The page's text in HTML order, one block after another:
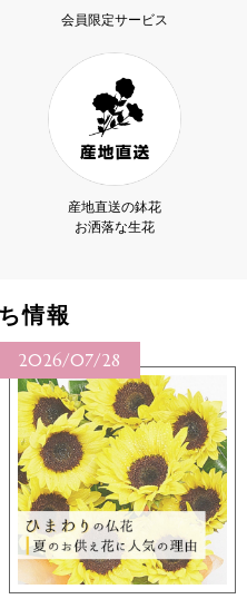
会員限定サービス
産地直送の鉢花
お洒落な生花
情報
2026/07/28